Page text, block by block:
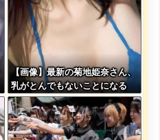
【画像】最新の菊地姫奈さん、
乳がとんでもないことになる